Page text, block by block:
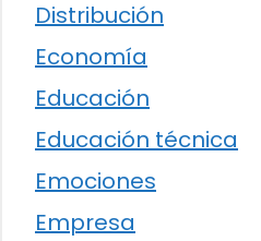
Distribución
Economía
Educación
Educación técnica
Emociones
Empresa